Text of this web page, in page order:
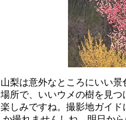
山梨は意外なところにいい
場所で、いいウメの樹を見
楽しみですね。撮影地ガイ